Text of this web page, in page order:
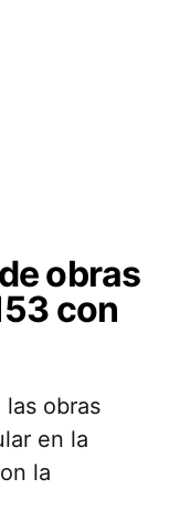
obras
con
obras
en la
la